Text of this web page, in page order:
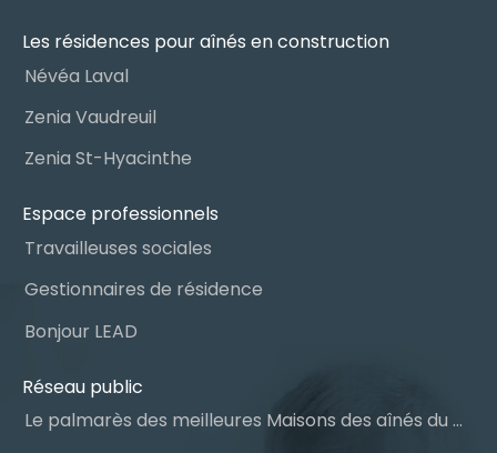
Les résidences pour aînés en construction
Névéa Laval
Zenia Vaudreuil
Zenia St-Hyacinthe
Espace professionnels
Travailleuses sociales
Gestionnaires de résidence
Bonjour LEAD
Réseau public
Le palmarès des meilleures Maisons des aînés du Québec